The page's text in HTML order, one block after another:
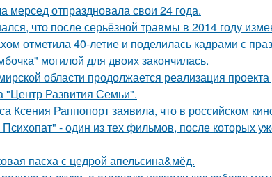
мерсед отпраздновала свои 24 года.
что после серьёзной травмы в 2014 году
отметила 40-летие и поделилась кадрами с
могилой для двоих закончилась.
области продолжается реализация
"Центр Развития Семьи".
Ксения Раппопорт заявила, что в российском
- один из тех фильмов, после которых
пасха с цедрой апельсина&мёд.